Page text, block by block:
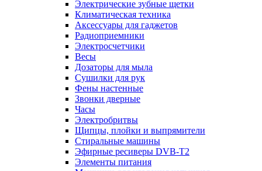
Электрические зубные щетки
Климатическая техника
Аксессуары для гаджетов
Радиоприемники
Электросчетчики
Весы
Дозаторы для мыла
Сушилки для рук
Фены настенные
Звонки дверные
Часы
Электробритвы
Щипцы, плойки и выпрямители
Стиральные машины
Эфирные ресиверы DVB-T2
Элементы питания